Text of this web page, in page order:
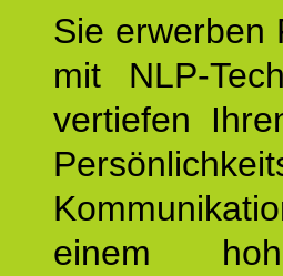
Sie erwerben
mit NLP-
vertiefen
einem